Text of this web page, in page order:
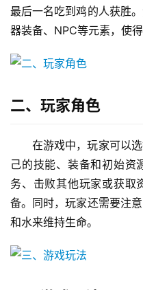
最后一名吃到鸡的人获胜
器装备、NPC等元素，使得
二、玩家角色
在游戏中，玩家可以
己的技能、装备和初始资
务、击败其他玩家或获取
备。同时，玩家还需要注
和水来维持生命。